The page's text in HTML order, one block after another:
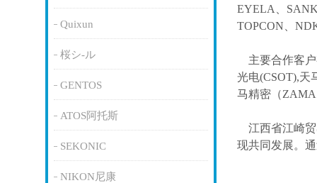
Quixun
桜シ-ル
GENTOS
ATOS阿托斯
SEKONIC
NIKON尼康
EYELA、
TOPCON、
主要合作客
光电(CSOT),天
马精密（
江西省江崎
现共同发展。